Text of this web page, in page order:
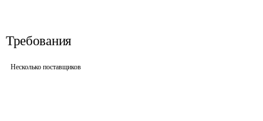
Требования
Несколько поставщиков